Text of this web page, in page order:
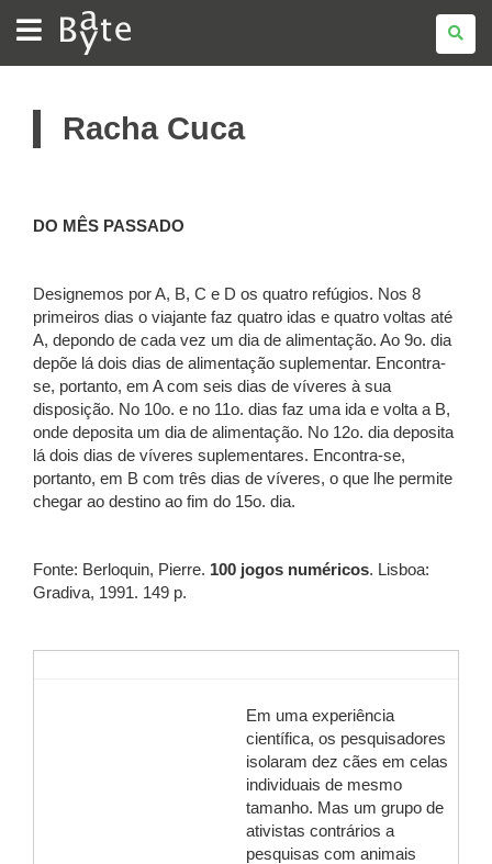
BATE
BYTE
Racha Cuca
DO MÊS PASSADO
Designemos por A, B, C e D os quatro refúgios. Nos 8
primeiros dias o viajante faz quatro idas e quatro voltas até
A, depondo de cada vez um dia de alimentação. Ao 9o. dia
depõe lá dois dias de alimentação suplementar. Encontra-
se, portanto, em A com seis dias de víveres à sua
disposição. No 10o. e no 11o. dias faz uma ida e volta a B,
onde deposita um dia de alimentação. No 12o. dia deposita
lá dois dias de víveres suplementares. Encontra-se,
portanto, em B com três dias de víveres, o que lhe permite
chegar ao destino ao fim do 15o. dia.
Fonte: Berloquin, Pierre. 100 jogos numéricos. Lisboa:
Gradiva, 1991. 149 p.
Em uma experiência
científica, os pesquisadores
isolaram dez cães em celas
individuais de mesmo
tamanho. Mas um grupo de
ativistas contrários a
pesquisas com animais